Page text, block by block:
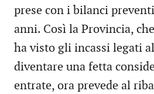
prese con i bilanci
anni. Così la Provincia,
ha visto gli incassi legati
diventare una fetta
entrate, ora prevede al